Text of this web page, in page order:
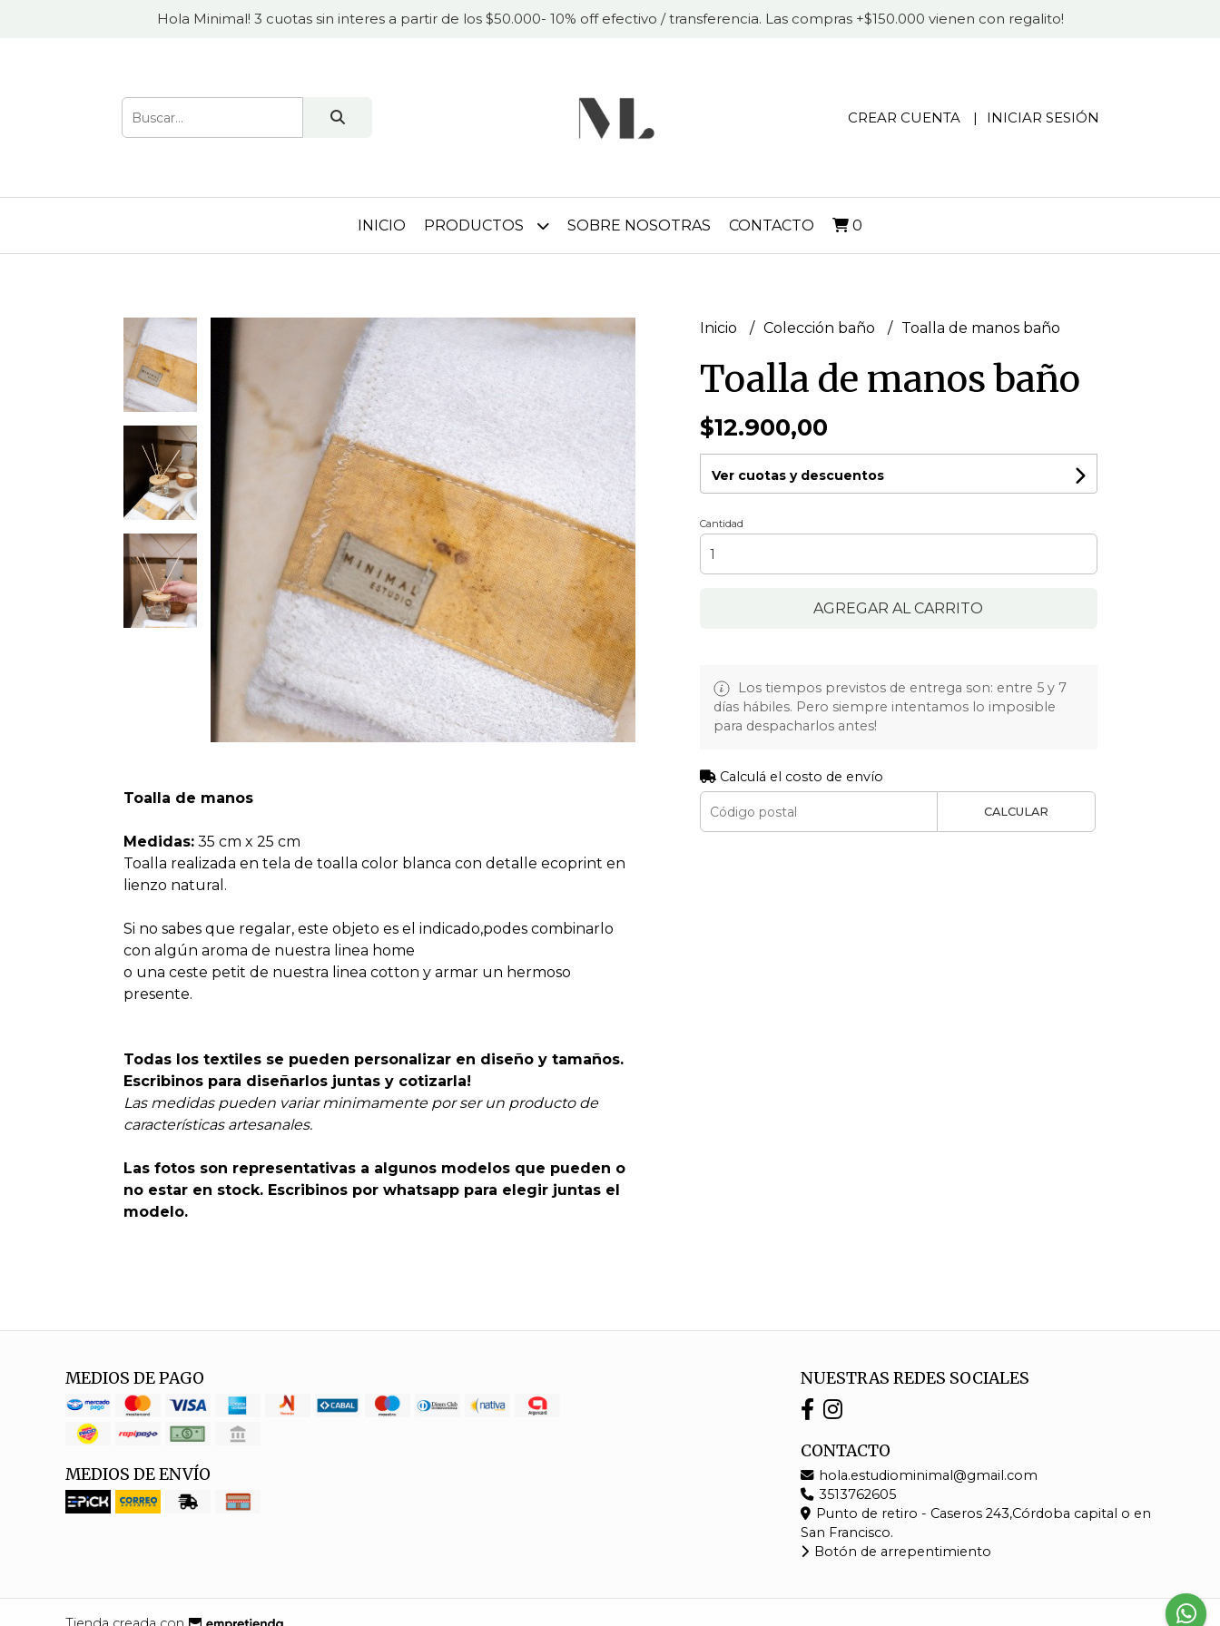
Hola Minimal! 3 cuotas sin interes a partir de los $50.000- 10% off efectivo / transferencia. Las compras +$150.000 vienen con regalito!
CREAR CUENTA INICIAR SESIÓN
INICIO PRODUCTOS SOBRE NOSOTRAS CONTACTO 0
Toalla de manos
Medidas:35 cm x 25 cm
Toalla realizada en tela de toalla color blanca con detalle ecoprint en
lienzo natural.
Si no sabes que regalar, este objeto es el indicado,podes combinarlo
con algún aroma de nuestra linea home
o una ceste petit de nuestra linea cotton y armar un hermoso
presente.
Todas los textiles se pueden personalizar en diseño y tamaños.
Escribinos para diseñarlos juntas y cotizarla!
Las medidas pueden variar minimamente por ser un producto de
características artesanales.
Las fotos son representativas a algunos modelos que pueden o
no estar en stock. Escribinos por whatsapp para elegir juntas el
modelo.
Inicio Colección baño Toalla de manos baño
Toalla de manos baño
$12.900,00
Ver cuotas y descuentos
Cantidad
AGREGAR AL CARRITO
Los tiempos previstos de entrega son: entre 5 y 7
días hábiles. Pero siempre intentamos lo imposible
para despacharlos antes!
Calculá el costo de envío
CALCULAR
MEDIOS DE PAGO
MEDIOS DE ENVÍO
NUESTRAS REDES SOCIALES
CONTACTO
hola.estudiominimal@gmail.com
3513762605
Punto de retiro - Caseros 243,Córdoba capital o en
San Francisco.
Botón de arrepentimiento